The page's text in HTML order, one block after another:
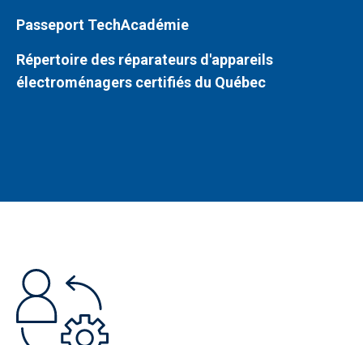
Passeport TechAcadémie
Répertoire des réparateurs d'appareils
électroménagers certifiés du Québec